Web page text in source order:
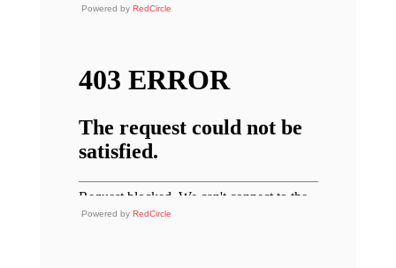
Powered by RedCircle
Powered by RedCircle